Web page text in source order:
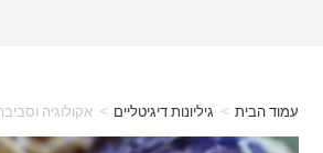
דיגיטליים > אקולוגיה וסביבה / גיליון קיץ 2017 / דיגיטלי